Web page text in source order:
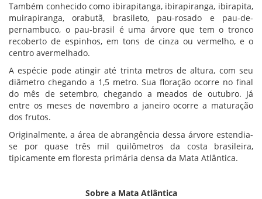
Também conhecido como ibirapitanga, ibirapiranga, ibirapita,
muirapiranga, orabutã, brasileto, pau-rosado e pau-de-
pernambuco, o pau-brasil é uma árvore que tem o tronco
recoberto de espinhos, em tons de cinza ou vermelho, e o
centro avermelhado.
A espécie pode atingir até trinta metros de altura, com seu
diâmetro chegando a 1,5 metro. Sua floração ocorre no final
do mês de setembro, chegando a meados de outubro. Já
entre os meses de novembro a janeiro ocorre a maturação
dos frutos.
Originalmente, a área de abrangência dessa árvore estendia-
se por quase três mil quilômetros da costa brasileira,
tipicamente em floresta primária densa da Mata Atlântica.
Sobre a Mata Atlântica